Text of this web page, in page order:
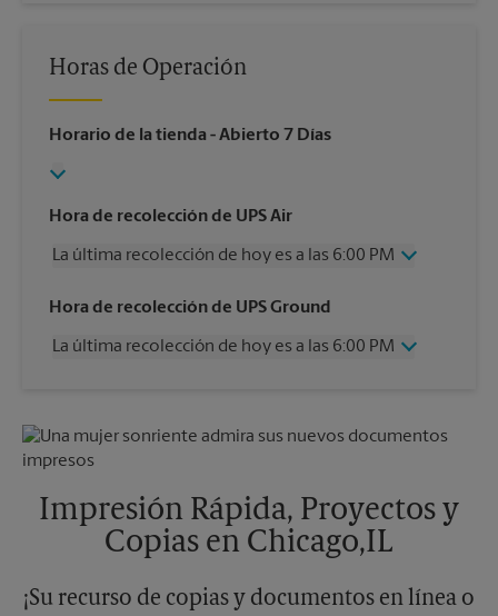
Horas de Operación
Horario de la tienda - Abierto 7 Días
Hora de recolección de UPS Air
La última recolección de hoy es a las 6:00 PM
Miércoles
6:00 PM
Viernes
6:00 PM
Martes
Hora de recolección de UPS Ground
La última recolección de hoy es a las 6:00 PM
Viernes
6:00 PM
Sábado
Lunes
6:00 PM
Martes
6:00 PM
Impresión Rápida, Proyectos y
Copias en Chicago,IL
¡Su recurso de copias y documentos en línea o